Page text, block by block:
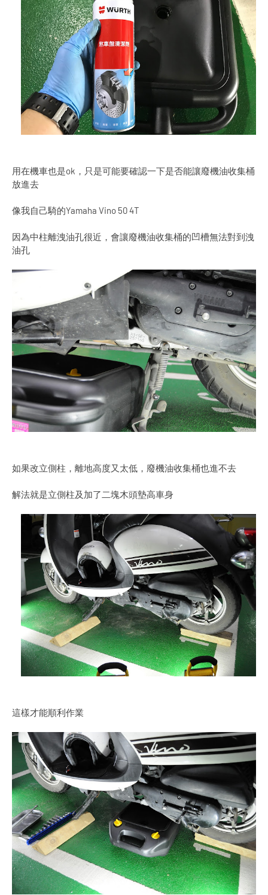
用在機車也是ok，只是可能要確認一下是否能讓廢機油收集桶
放進去
像我自己騎的Yamaha Vino 50 4T
因為中柱離洩油孔很近，會讓廢機油收集桶的凹槽無法對到洩
油孔
如果改立側柱，離地高度又太低，廢機油收集桶也進不去
解法就是立側柱及加了二塊木頭墊高車身
這樣才能順利作業